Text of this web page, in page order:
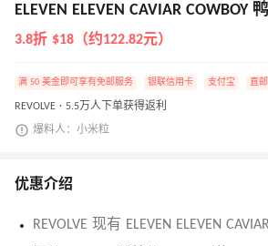
ELEVEN ELEVEN CAVIAR COWBOY
3.8折 $18（约122.82元）
满 50 美金即可享有免邮服务 银联信用卡 支付宝 直
REVOLVE · 5.5万人下单获得返利
爆料人：小米粒
优惠介绍
REVOLVE 现有 ELEVEN ELEVEN